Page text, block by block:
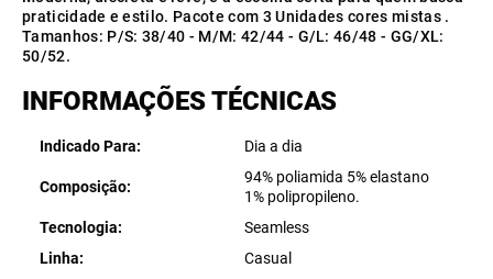
praticidade e estilo. Pacote com 3 Unidades cores mistas .
Tamanhos: P/S: 38/40 - M/M: 42/44 - G/L: 46/48 - GG/XL:
50/52.
INFORMAÇÕES TÉCNICAS
Indicado Para Dia a dia
Composição
94% poliamida 5% elastano
1% polipropileno.
Tecnologia
Seamless
Linha
Casual